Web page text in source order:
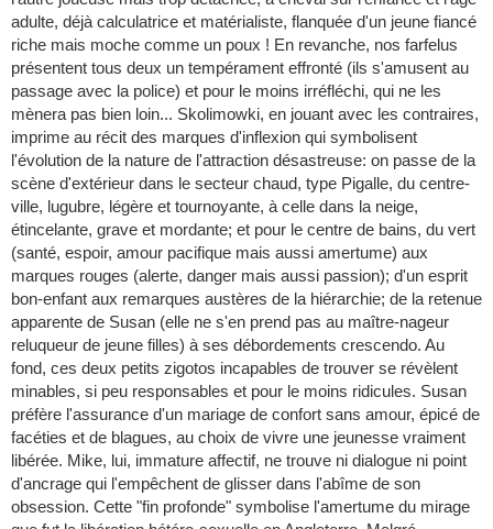
adulte, déjà calculatrice et matérialiste, flanquée d'un jeune fiancé
riche mais moche comme un poux ! En revanche, nos farfelus
présentent tous deux un tempérament effronté (ils s'amusent au
passage avec la police) et pour le moins irréfléchi, qui ne les
mènera pas bien loin... Skolimowki, en jouant avec les contraires,
imprime au récit des marques d'inflexion qui symbolisent
l'évolution de la nature de l'attraction désastreuse: on passe de la
scène d'extérieur dans le secteur chaud, type Pigalle, du centre-
ville, lugubre, légère et tournoyante, à celle dans la neige,
étincelante, grave et mordante; et pour le centre de bains, du vert
(santé, espoir, amour pacifique mais aussi amertume) aux
marques rouges (alerte, danger mais aussi passion); d'un esprit
bon-enfant aux remarques austères de la hiérarchie; de la retenue
apparente de Susan (elle ne s'en prend pas au maître-nageur
reluqueur de jeune filles) à ses débordements crescendo. Au
fond, ces deux petits zigotos incapables de trouver se révèlent
minables, si peu responsables et pour le moins ridicules. Susan
préfère l'assurance d'un mariage de confort sans amour, épicé de
facéties et de blagues, au choix de vivre une jeunesse vraiment
libérée. Mike, lui, immature affectif, ne trouve ni dialogue ni point
d'ancrage qui l'empêchent de glisser dans l'abîme de son
obsession. Cette "fin profonde" symbolise l'amertume du mirage